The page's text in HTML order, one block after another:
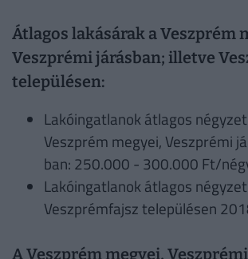
Átlagos lakásárak a Veszprém
Veszprémi járásban; illetve
településen:
Lakóingatlanok átlagos
Veszprém megyei, Veszprémi
ban: 250.000 - 300.000 Ft/
Lakóingatlanok átlagos
Veszprémfajsz településen
A Veszprém megyei,